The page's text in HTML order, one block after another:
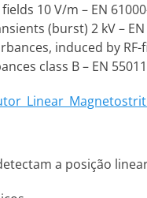
10 V/m – EN
(burst) 2 kV – EN
induced by RF-
class B – EN 55011
a posição